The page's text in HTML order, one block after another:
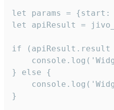
let params =
let apiResult =
if
} else {
}